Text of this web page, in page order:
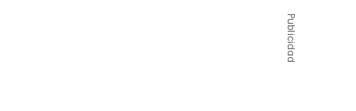
Publicidad